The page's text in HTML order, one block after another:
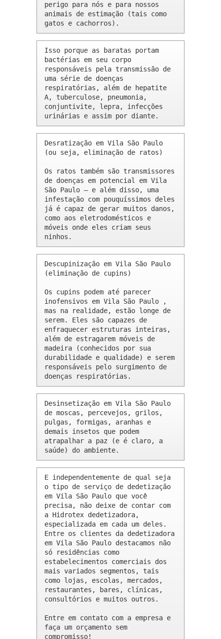
perigo para nós e para nossos
animais de estimação (tais como
gatos e cachorros).
Isso porque as baratas portam
bactérias em seu corpo
responsáveis pela transmissão de
uma série de doenças
respiratórias, além de hepatite
A, tuberculose, pneumonia,
conjuntivite, lepra, infecções
urinárias e assim por diante.
Desratização em Vila São Paulo
(ou seja, eliminação de ratos)
Os ratos também são transmissores
de doenças em potencial em Vila
São Paulo – e além disso, uma
infestação com pouquíssimos deles
já é capaz de gerar muitos danos,
como aos eletrodomésticos e
móveis onde eles criam seus
ninhos.
Descupinização em Vila São Paulo
(eliminação de cupins)
Os cupins podem até parecer
inofensivos em Vila São Paulo ,
mas na realidade, estão longe de
serem. Eles são capazes de
enfraquecer estruturas inteiras,
além de estragarem móveis de
madeira (conhecidos por sua
durabilidade e qualidade) e serem
responsáveis pelo surgimento de
doenças respiratórias.
Desinsetização em Vila São Paulo
de moscas, percevejos, grilos,
pulgas, formigas, aranhas e
demais insetos que podem
atrapalhar a paz (e é claro, a
saúde) do ambiente.
E independentemente de qual seja
o tipo de serviço de dedetização
em Vila São Paulo que você
precisa, não deixe de contar com
a Hidrotex dedetizadora,
especializada em cada um deles.
Entre os clientes da dedetizadora
em Vila São Paulo destacamos não
só residências como
estabelecimentos comerciais dos
mais variados segmentos, tais
como lojas, escolas, mercados,
restaurantes, bares, clínicas,
consultórios e muitos outros.
Entre em contato com a empresa e
faça um orçamento sem
compromisso!